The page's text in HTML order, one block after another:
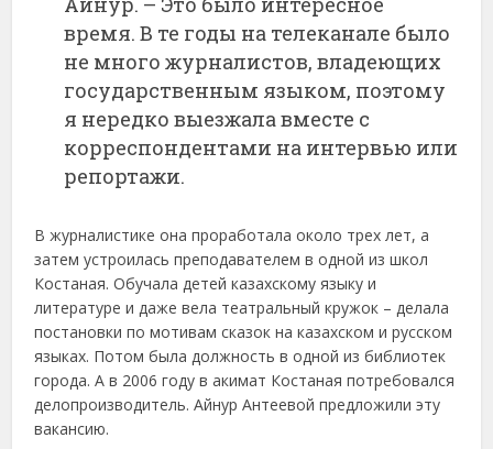
время. В те годы на телеканале было
не много журналистов, владеющих
государственным языком, поэтому
я нередко выезжала вместе с
корреспондентами на интервью или
репортажи.
В журналистике она проработала около трех лет, а
затем устроилась преподавателем в одной из школ
Костаная. Обучала детей казахскому языку и
литературе и даже вела театральный кружок – делала
постановки по мотивам сказок на казахском и русском
языках. Потом была должность в одной из библиотек
города. А в 2006 году в акимат Костаная потребовался
делопроизводитель. Айнур Антеевой предложили эту
вакансию.